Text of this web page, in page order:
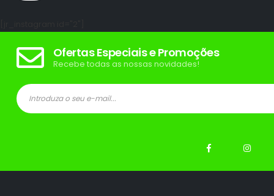
Ofertas Especiais e Promoções
Recebe todas as nossas novidades!